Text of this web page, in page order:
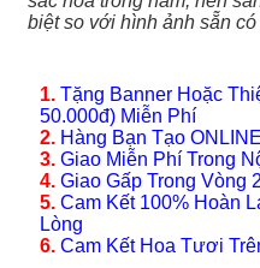
biệt so với hình ảnh sẵn
1. Tặng Banner Hoặc
50.000đ) Miễn Phí
2. Hàng Bạn Tạo
3. Giao Miễn Phí Trong
4. Giao Gấp Trong Vòng
5. Cam Kết 100% Hoàn
Lòng
6. Cam Kết Hoa Tươi